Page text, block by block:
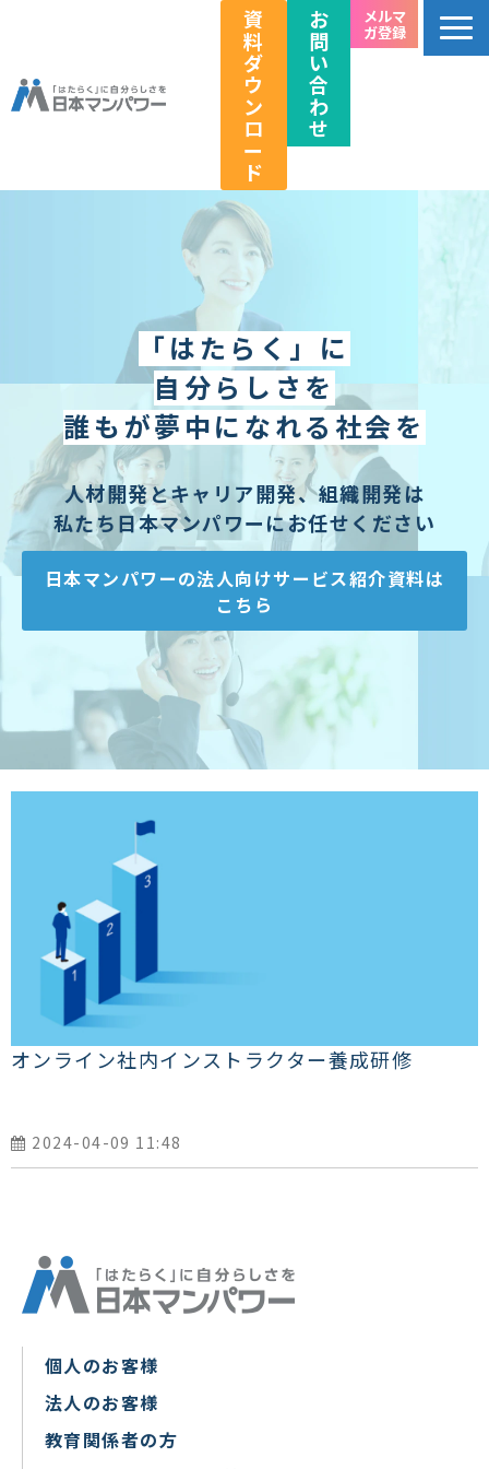
資
料
ダ
ウ
ン
ロ
ー
ド
お
問
い
合
わ
せ
メルマ
ガ登録
個人のお客様向け
法人のお客様向け
教育関係者向け
HRフェス／イベント情報
キャリアのこれから研究所
企業情報
採用情報
「はたらく」に
自分らしさを
誰もが夢中になれる社会を
人材開発とキャリア開発、組織開発は
私たち日本マンパワーにお任せください
日本マンパワーの法人向けサービス紹介資料は
こちら
オンライン社内インストラクター養成研修
2024-04-09 11:48
個人のお客様
法人のお客様
教育関係者の方